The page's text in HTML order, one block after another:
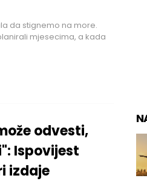
da stignemo na more.
mjesecima, a kada
odvesti,
Ispovijest
izdaje